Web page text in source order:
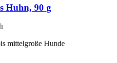
Huhn, 90 g
mittelgroße Hunde